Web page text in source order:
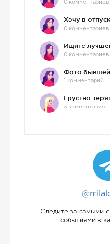
0 комментариев
Хочу в отпуск
0 комментариев
0 комментариев
1 комментарий
Грустно
3 комментария
Следите за самыми
событиями в